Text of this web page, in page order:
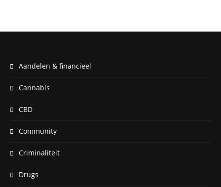
Aandelen & financieel
Cannabis
CBD
Community
Criminaliteit
Drugs